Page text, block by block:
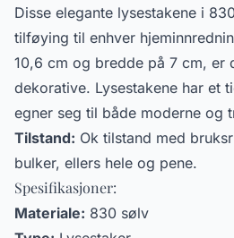
Disse elegante lysestakene i
tilføying til enhver
10,6 cm og bredde på 7 cm, er
dekorative. Lysestakene har et
egner seg til både moderne og
Tilstand: Ok tilstand med
bulker, ellers hele og pene.
Spesifikasjoner:
Materiale: 830 sølv